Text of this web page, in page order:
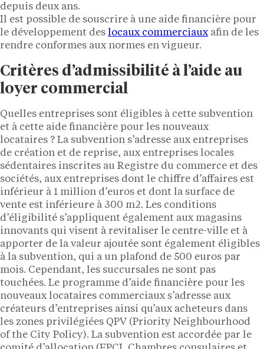
depuis deux ans.
Il est possible de souscrire à une aide financière pour
le développement des locaux commerciaux afin de les
rendre conformes aux normes en vigueur.
Critères d’admissibilité à l’aide au
loyer commercial
Quelles entreprises sont éligibles à cette subvention
et à cette aide financière pour les nouveaux
locataires ? La subvention s’adresse aux entreprises
de création et de reprise, aux entreprises locales
sédentaires inscrites au Registre du commerce et des
sociétés, aux entreprises dont le chiffre d’affaires est
inférieur à 1 million d’euros et dont la surface de
vente est inférieure à 300 m2. Les conditions
d’éligibilité s’appliquent également aux magasins
innovants qui visent à revitaliser le centre-ville et à
apporter de la valeur ajoutée sont également éligibles
à la subvention, qui a un plafond de 500 euros par
mois. Cependant, les succursales ne sont pas
touchées. Le programme d’aide financière pour les
nouveaux locataires commerciaux s’adresse aux
créateurs d’entreprises ainsi qu’aux acheteurs dans
les zones privilégiées QPV (Priority Neighbourhood
of the City Policy). La subvention est accordée par le